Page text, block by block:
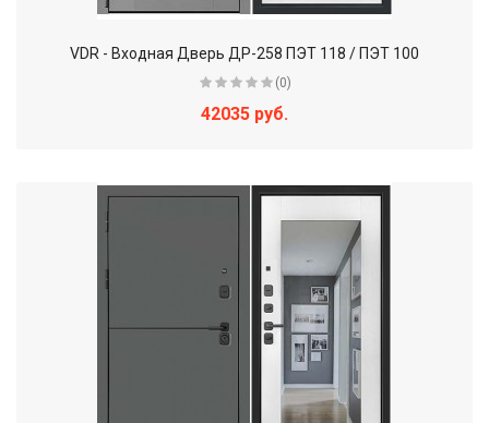
VDR - Входная Дверь ДР-258 ПЭТ 118 / ПЭТ 100
(0)
42035 руб.